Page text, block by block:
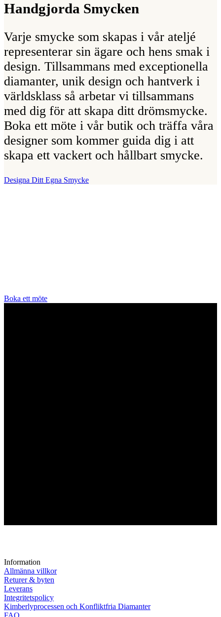
Handgjorda Smycken
Varje smycke som skapas i vår ateljé
representerar sin ägare och hens smak i
design. Tillsammans med exceptionella
diamanter, unik design och hantverk i
världsklass så arbetar vi tillsammans
med dig för att skapa ditt drömsmycke.
Boka ett möte i vår butik och träffa våra
designer som kommer guida dig i att
skapa ett vackert och hållbart smycke.
Designa Ditt Egna Smycke
Boka ett möte
Information
Allmänna villkor
Returer & byten
Leverans
Integritetspolicy
Kimberlyprocessen och Konfliktfria Diamanter